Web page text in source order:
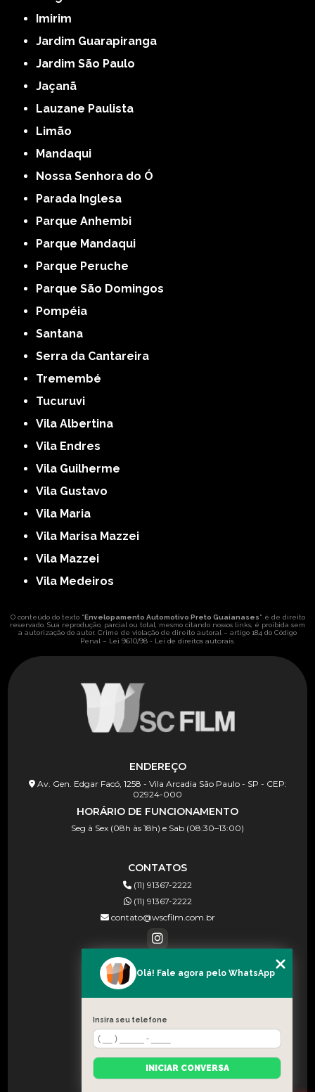
Imirim
Jardim Guarapiranga
Jardim São Paulo
Jaçanã
Lauzane Paulista
Limão
Mandaqui
Nossa Senhora do Ó
Parada Inglesa
Parque Anhembi
Parque Mandaqui
Parque Peruche
Parque São Domingos
Pompéia
Santana
Serra da Cantareira
Tremembé
Tucuruvi
Vila Albertina
Vila Endres
Vila Guilherme
Vila Gustavo
Vila Maria
Vila Marisa Mazzei
Vila Mazzei
Vila Medeiros
O conteúdo do texto "Envelopamento Automotivo Preto Guaianases" é de direito
reservado. Sua reprodução, parcial ou total, mesmo citando nossos links, é proibida sem
a autorização do autor. Crime de violação de direito autoral – artigo 184 do Código
Penal – Lei 9610/98 - Lei de direitos autorais.
ENDEREÇO
Av. Gen. Edgar Facó, 1258 - Vila Arcadia São Paulo - SP - CEP:
02924-000
HORÁRIO DE FUNCIONAMENTO
Seg à Sex (08h às 18h) e Sab (08:30–13:00)
CONTATOS
(11) 91367-2222
(11) 91367-2222
contato@wscfilm.com.br
MENU
HOME
BLOG
CONTATO
CATEGORIAS
Olá! Fale agora pelo WhatsApp
Insira seu telefone
INICIAR CONVERSA